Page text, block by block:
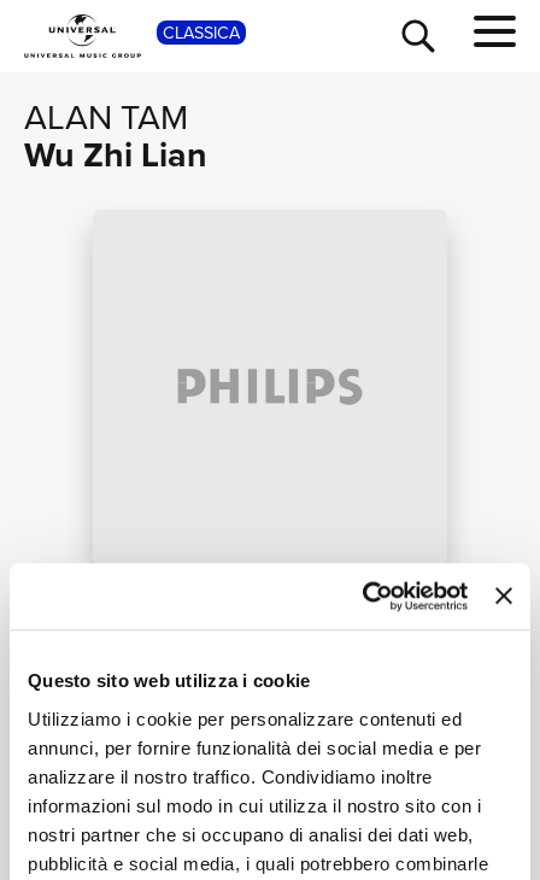
Questo sito web utilizza i cookie
Utilizziamo i cookie per personalizzare contenuti ed
annunci, per fornire funzionalità dei social media e per
analizzare il nostro traffico. Condividiamo inoltre
informazioni sul modo in cui utilizza il nostro sito con i
nostri partner che si occupano di analisi dei dati web,
pubblicità e social media, i quali potrebbero combinarle
CLASSICA
ALAN TAM
Wu Zhi Lian
Wu Zhi Lian(2001 Live)
03:08
Alan Tam
Formati disponibili:
SHOP
TOUR
NEWS
RICERCA
CHI SIAMO
CONTATTI